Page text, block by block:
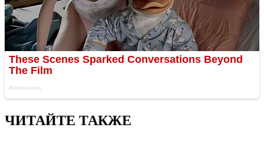
ЧИТАЙТЕ ТАКЖЕ